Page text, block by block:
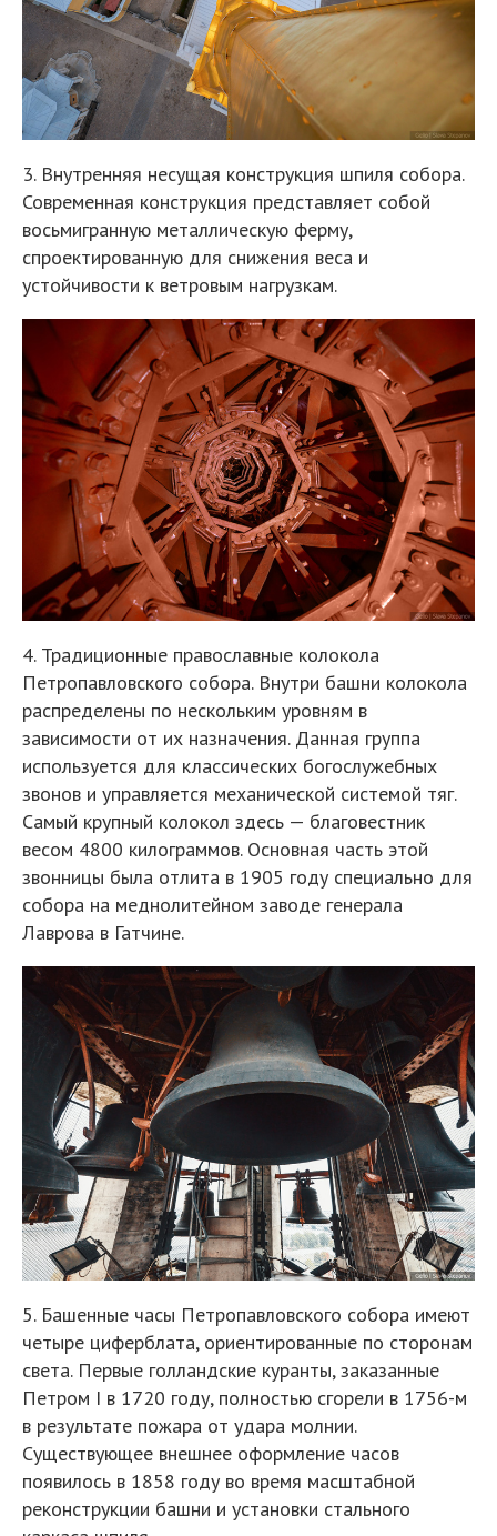
3. Внутренняя несущая конструкция шпиля собора.
Современная конструкция представляет собой
восьмигранную металлическую ферму,
спроектированную для снижения веса и
устойчивости к ветровым нагрузкам.
4. Традиционные православные колокола
Петропавловского собора. Внутри башни колокола
распределены по нескольким уровням в
зависимости от их назначения. Данная группа
используется для классических богослужебных
звонов и управляется механической системой тяг.
Самый крупный колокол здесь — благовестник
весом 4800 килограммов. Основная часть этой
звонницы была отлита в 1905 году специально для
собора на меднолитейном заводе генерала
Лаврова в Гатчине.
5. Башенные часы Петропавловского собора имеют
четыре циферблата, ориентированные по сторонам
света. Первые голландские куранты, заказанные
Петром I в 1720 году, полностью сгорели в 1756-м
в результате пожара от удара молнии.
Существующее внешнее оформление часов
появилось в 1858 году во время масштабной
реконструкции башни и установки стального